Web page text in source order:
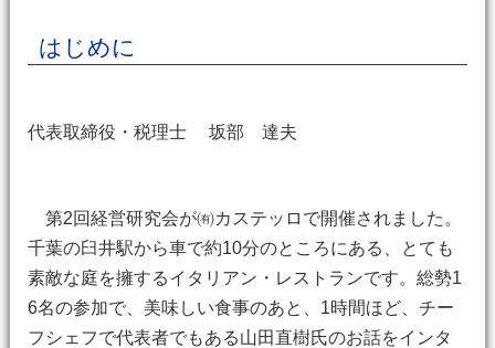
はじめに
代表取締役・税理士 坂部 達夫
第2回経営研究会が㈲カステッロで開催されました。
千葉の臼井駅から車で約10分のところにある、とても
素敵な庭を擁するイタリアン・レストランです。総勢1
6名の参加で、美味しい食事のあと、1時間ほど、チー
フシェフで代表者でもある山田直樹氏のお話をインタ